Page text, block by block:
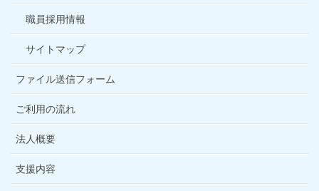
職員採用情報
サイトマップ
ファイル送信フォーム
ご利用の流れ
法人概要
支援内容